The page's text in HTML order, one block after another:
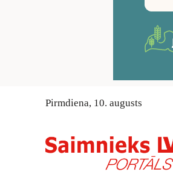
Pirmdiena, 10. augusts